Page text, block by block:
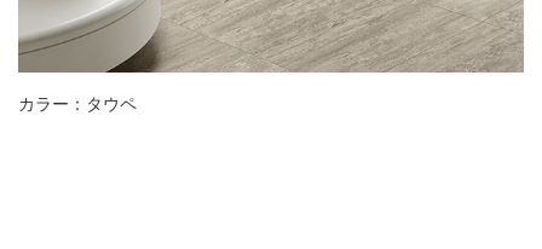
カラー：タウペ